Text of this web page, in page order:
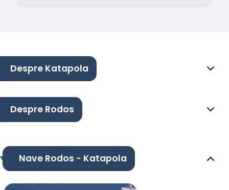
Despre Katapola
Despre Rodos
Nave Rodos - Katapola